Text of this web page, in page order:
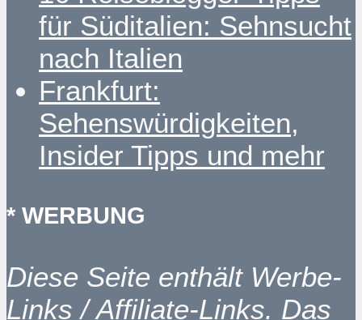
für Süditalien: Sehnsucht
nach Italien
Frankfurt:
Sehenswürdigkeiten,
Insider Tipps und mehr
* WERBUNG
Diese Seite enthält Werbe-
Links / Affiliate-Links. Das